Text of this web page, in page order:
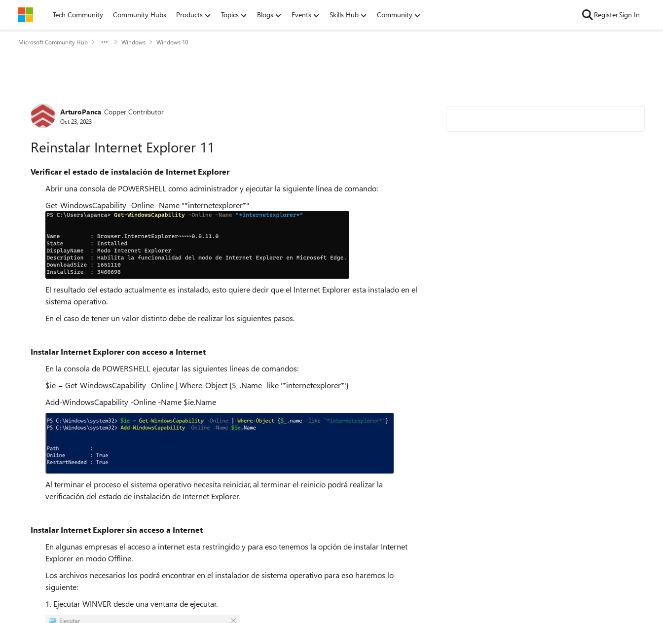
Skip to contentTech Community Community Hubs Products Topics Blogs Events Skills Hub Community RegisterSign In
Microsoft Community Hub Windows Windows 10
Forum Discussion
ArturoPanca Copper Contributor
Oct 23, 2023
Reinstalar Internet Explorer 11
Verificar el estado de instalación de Internet Explorer
Abrir una consola de POWERSHELL como administrador y ejecutar la siguiente línea de comando:
Get-WindowsCapability -Online -Name "*internetexplorer*"
El resultado del estado actualmente es instalado, esto quiere decir que el Internet Explorer esta instalado en el
sistema operativo.
En el caso de tener un valor distinto debe de realizar los siguientes pasos.
Instalar Internet Explorer con acceso a Internet
En la consola de POWERSHELL ejecutar las siguientes líneas de comandos:
$ie = Get-WindowsCapability -Online | Where-Object {$_.Name -like '*internetexplorer*'}
Add-WindowsCapability -Online -Name $ie.Name
Al terminar el proceso el sistema operativo necesita reiniciar, al terminar el reinicio podrá realizar la
verificación del estado de instalación de Internet Explorer.
Instalar Internet Explorer sin acceso a Internet
En algunas empresas el acceso a internet esta restringido y para eso tenemos la opción de instalar Internet
Explorer en modo Offline.
Los archivos necesarios los podrá encontrar en el instalador de sistema operativo para eso haremos lo
siguiente:
1. Ejecutar WINVER desde una ventana de ejecutar.